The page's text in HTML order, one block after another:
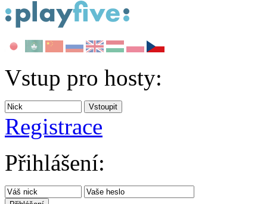
Vstup pro hosty:
Registrace
Přihlášení: